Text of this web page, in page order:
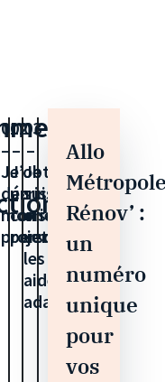
01
–
Je
décris
mon
projet
02
–
J’obtiens
un
conseil
personnalisé
03
–
Je
suis
orienté
vers
les
aides
adaptées
Allo
Rénov’ :
un
numéro
unique
pour
vos